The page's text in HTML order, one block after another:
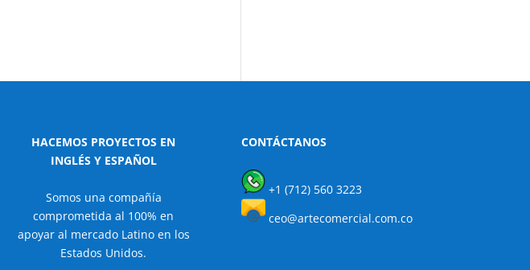
HACEMOS PROYECTOS EN
INGLÉS Y ESPAÑOL
Somos una compañía
comprometida al 100% en
apoyar al mercado Latino en los
Estados Unidos.
CONTÁCTANOS
+1 (712) 560 3223
ceo@artecomercial.com.co